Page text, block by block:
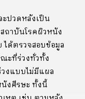
ปวดหลังเป็น
ถาบันโรคผิวหนัง
ด้ตรวจสอบข้อมูล
ะที่ร่วงทั่วทั้ง
งแบบไม่มีแผล
งศีรษะ ทั้งนี้